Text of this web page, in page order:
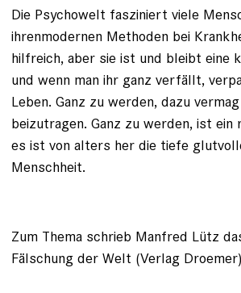
Die Psychowelt fasziniert viele
ihrenmodernen Methoden bei
hilfreich, aber sie ist und bleibt eine
und wenn man ihr ganz verfällt,
Leben. Ganz zu werden, dazu
beizutragen. Ganz zu werden, ist
es ist von alters her die tiefe
Menschheit.
Zum Thema schrieb Manfred Lütz
Fälschung der Welt (Verlag Droemer)